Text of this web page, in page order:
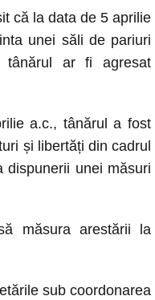
că la data de 5 aprilie
unei săli de pariuri
tânărul ar fi agresat
a.c., tânărul a fost
și libertăți din cadrul
dispunerii unei măsuri
măsura arestării la
sub coordonarea